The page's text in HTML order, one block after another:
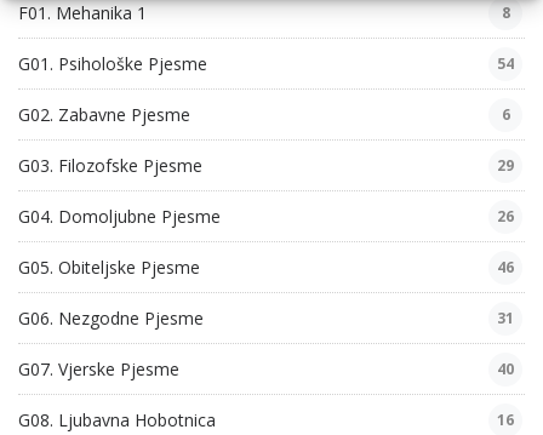
F01. Mehanika 1 8
G01. Psihološke Pjesme 54
G02. Zabavne Pjesme 6
G03. Filozofske Pjesme 29
G04. Domoljubne Pjesme 26
G05. Obiteljske Pjesme 46
G06. Nezgodne Pjesme 31
G07. Vjerske Pjesme 40
G08. Ljubavna Hobotnica 16